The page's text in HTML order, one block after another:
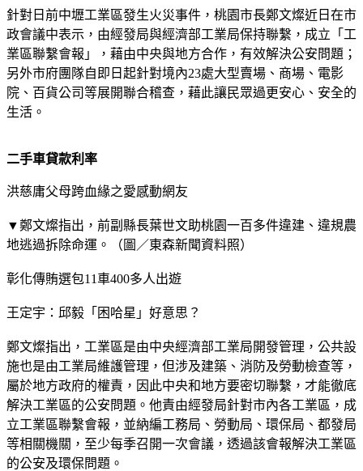
針對日前中壢工業區發生火災事件，桃園市長鄭文燦近日在市
政會議中表示，由經發局與經濟部工業局保持聯繫，成立「工
業區聯繫會報」，藉由中央與地方合作，有效解決公安問題；
另外市府團隊自即日起針對境內23處大型賣場、商場、電影
院、百貨公司等展開聯合稽查，藉此讓民眾過更安心、安全的
生活。
二手車貸款利率
洪慈庸父母跨血緣之愛感動網友
▼鄭文燦指出，前副縣長葉世文助桃園一百多件違建、違規農
地逃過拆除命運。（圖／東森新聞資料照）
彰化傳賄選包11車400多人出遊
王定宇：邱毅「困哈星」好意思？
鄭文燦指出，工業區是由中央經濟部工業局開發管理，公共設
施也是由工業局維護管理，但涉及建築、消防及勞動檢查等，
屬於地方政府的權責，因此中央和地方要密切聯繫，才能徹底
解決工業區的公安問題。他責由經發局針對市內各工業區，成
立工業區聯繫會報，並納編工務局、勞動局、環保局、都發局
等相關機關，至少每季召開一次會議，透過該會報解決工業區
的公安及環保問題。